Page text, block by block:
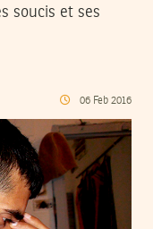
soucis et ses
06 Feb 2016